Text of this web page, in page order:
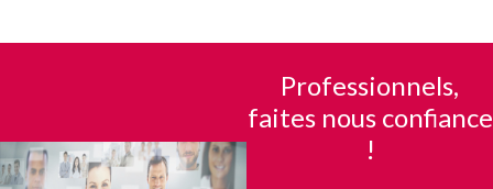
Professionnels,
faites nous confiance
!